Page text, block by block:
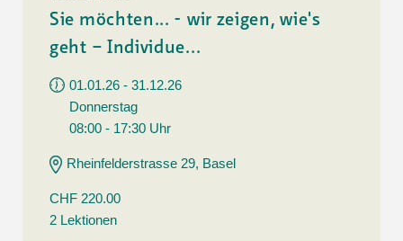
Sie möchten... - wir zeigen, wie's
geht – Individue...
01.01.26 - 31.12.26
Donnerstag
08:00 - 17:30 Uhr
Rheinfelderstrasse 29, Basel
CHF 220.00
2 Lektionen